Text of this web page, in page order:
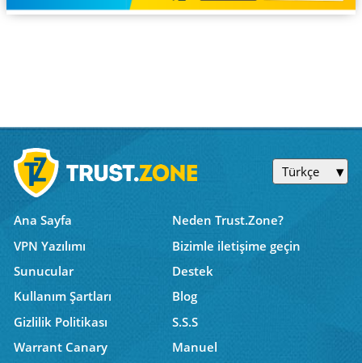
Türkçe
Ana Sayfa
Neden Trust.Zone?
VPN Yazılımı
Bizimle iletişime geçin
Sunucular
Destek
Kullanım Şartları
Blog
Gizlilik Politikası
S.S.S
Warrant Canary
Manuel